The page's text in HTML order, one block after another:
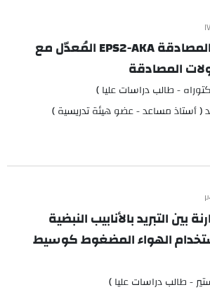
مقارنة بروتوكول المصادقة EPS2-AKA المُعدّل مع
المصادقة
- طالب دراسات عليا )
( أستاذ مساعد - عضو هيئة تدريسية )
بين التبريد بالأنابيب النبضية
الهواء المضغوط كوسيط
- طالب دراسات عليا )